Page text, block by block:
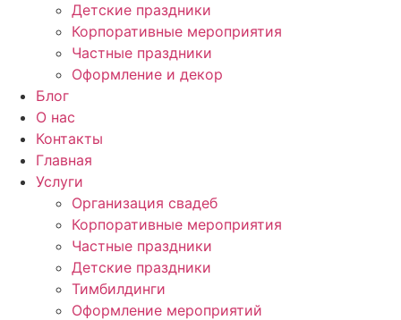
Детские праздники
Корпоративные мероприятия
Частные праздники
Оформление и декор
Блог
О нас
Контакты
Главная
Услуги
Организация свадеб
Корпоративные мероприятия
Частные праздники
Детские праздники
Тимбилдинги
Оформление мероприятий